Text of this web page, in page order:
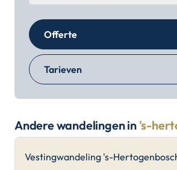
Offerte
Tarieven
Andere wandelingen in 's-
Vestingwandeling 's-